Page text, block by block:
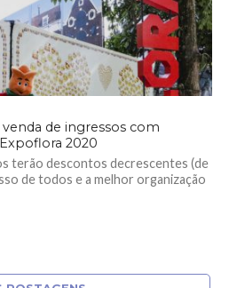
de ingressos com
2020
terão descontos decrescentes (de
de todos e a melhor organização